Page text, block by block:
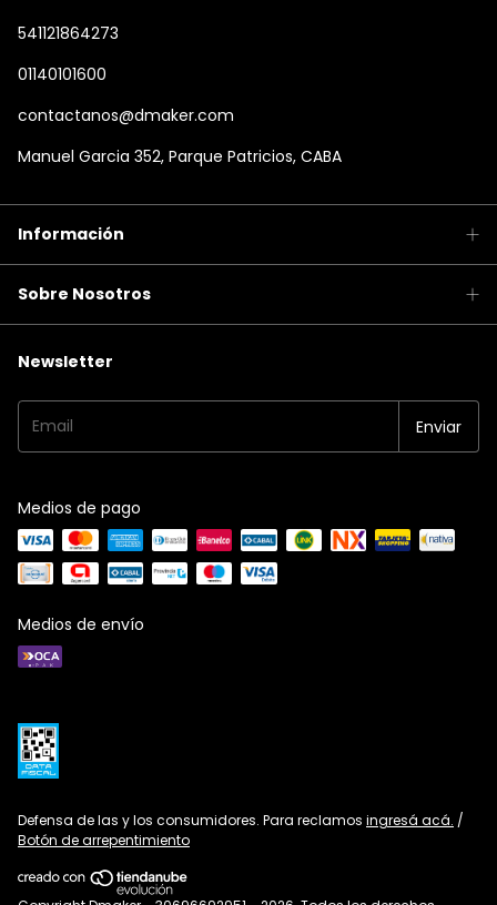
541121864273
01140101600
contactanos@dmaker.com
Manuel Garcia 352, Parque Patricios, CABA
Información
Sobre Nosotros
Newsletter
Medios de pago
Medios de envío
Defensa de las y los consumidores. Para reclamos ingresá acá. /
Botón de arrepentimiento